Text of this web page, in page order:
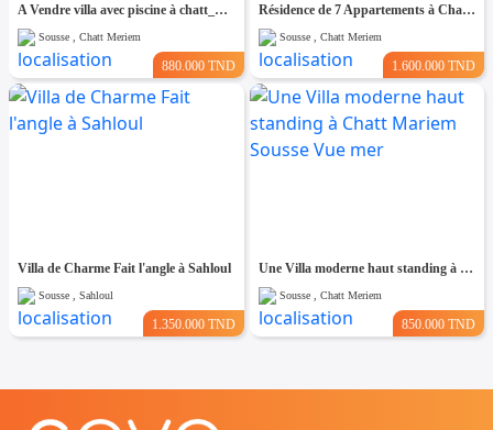
A Vendre villa avec piscine à chatt_mariem pré résidence Costa
Sousse , Chatt Meriem
880.000 TND
Résidence de 7 Appartements à Chatt Mariem prés de la Mer
Sousse , Chatt Meriem
1.600.000 TND
Villa de Charme Fait l'angle à Sahloul
Sousse , Sahloul
1.350.000 TND
Une Villa moderne haut standing à Chatt Mariem Sousse Vue mer
Sousse , Chatt Meriem
850.000 TND